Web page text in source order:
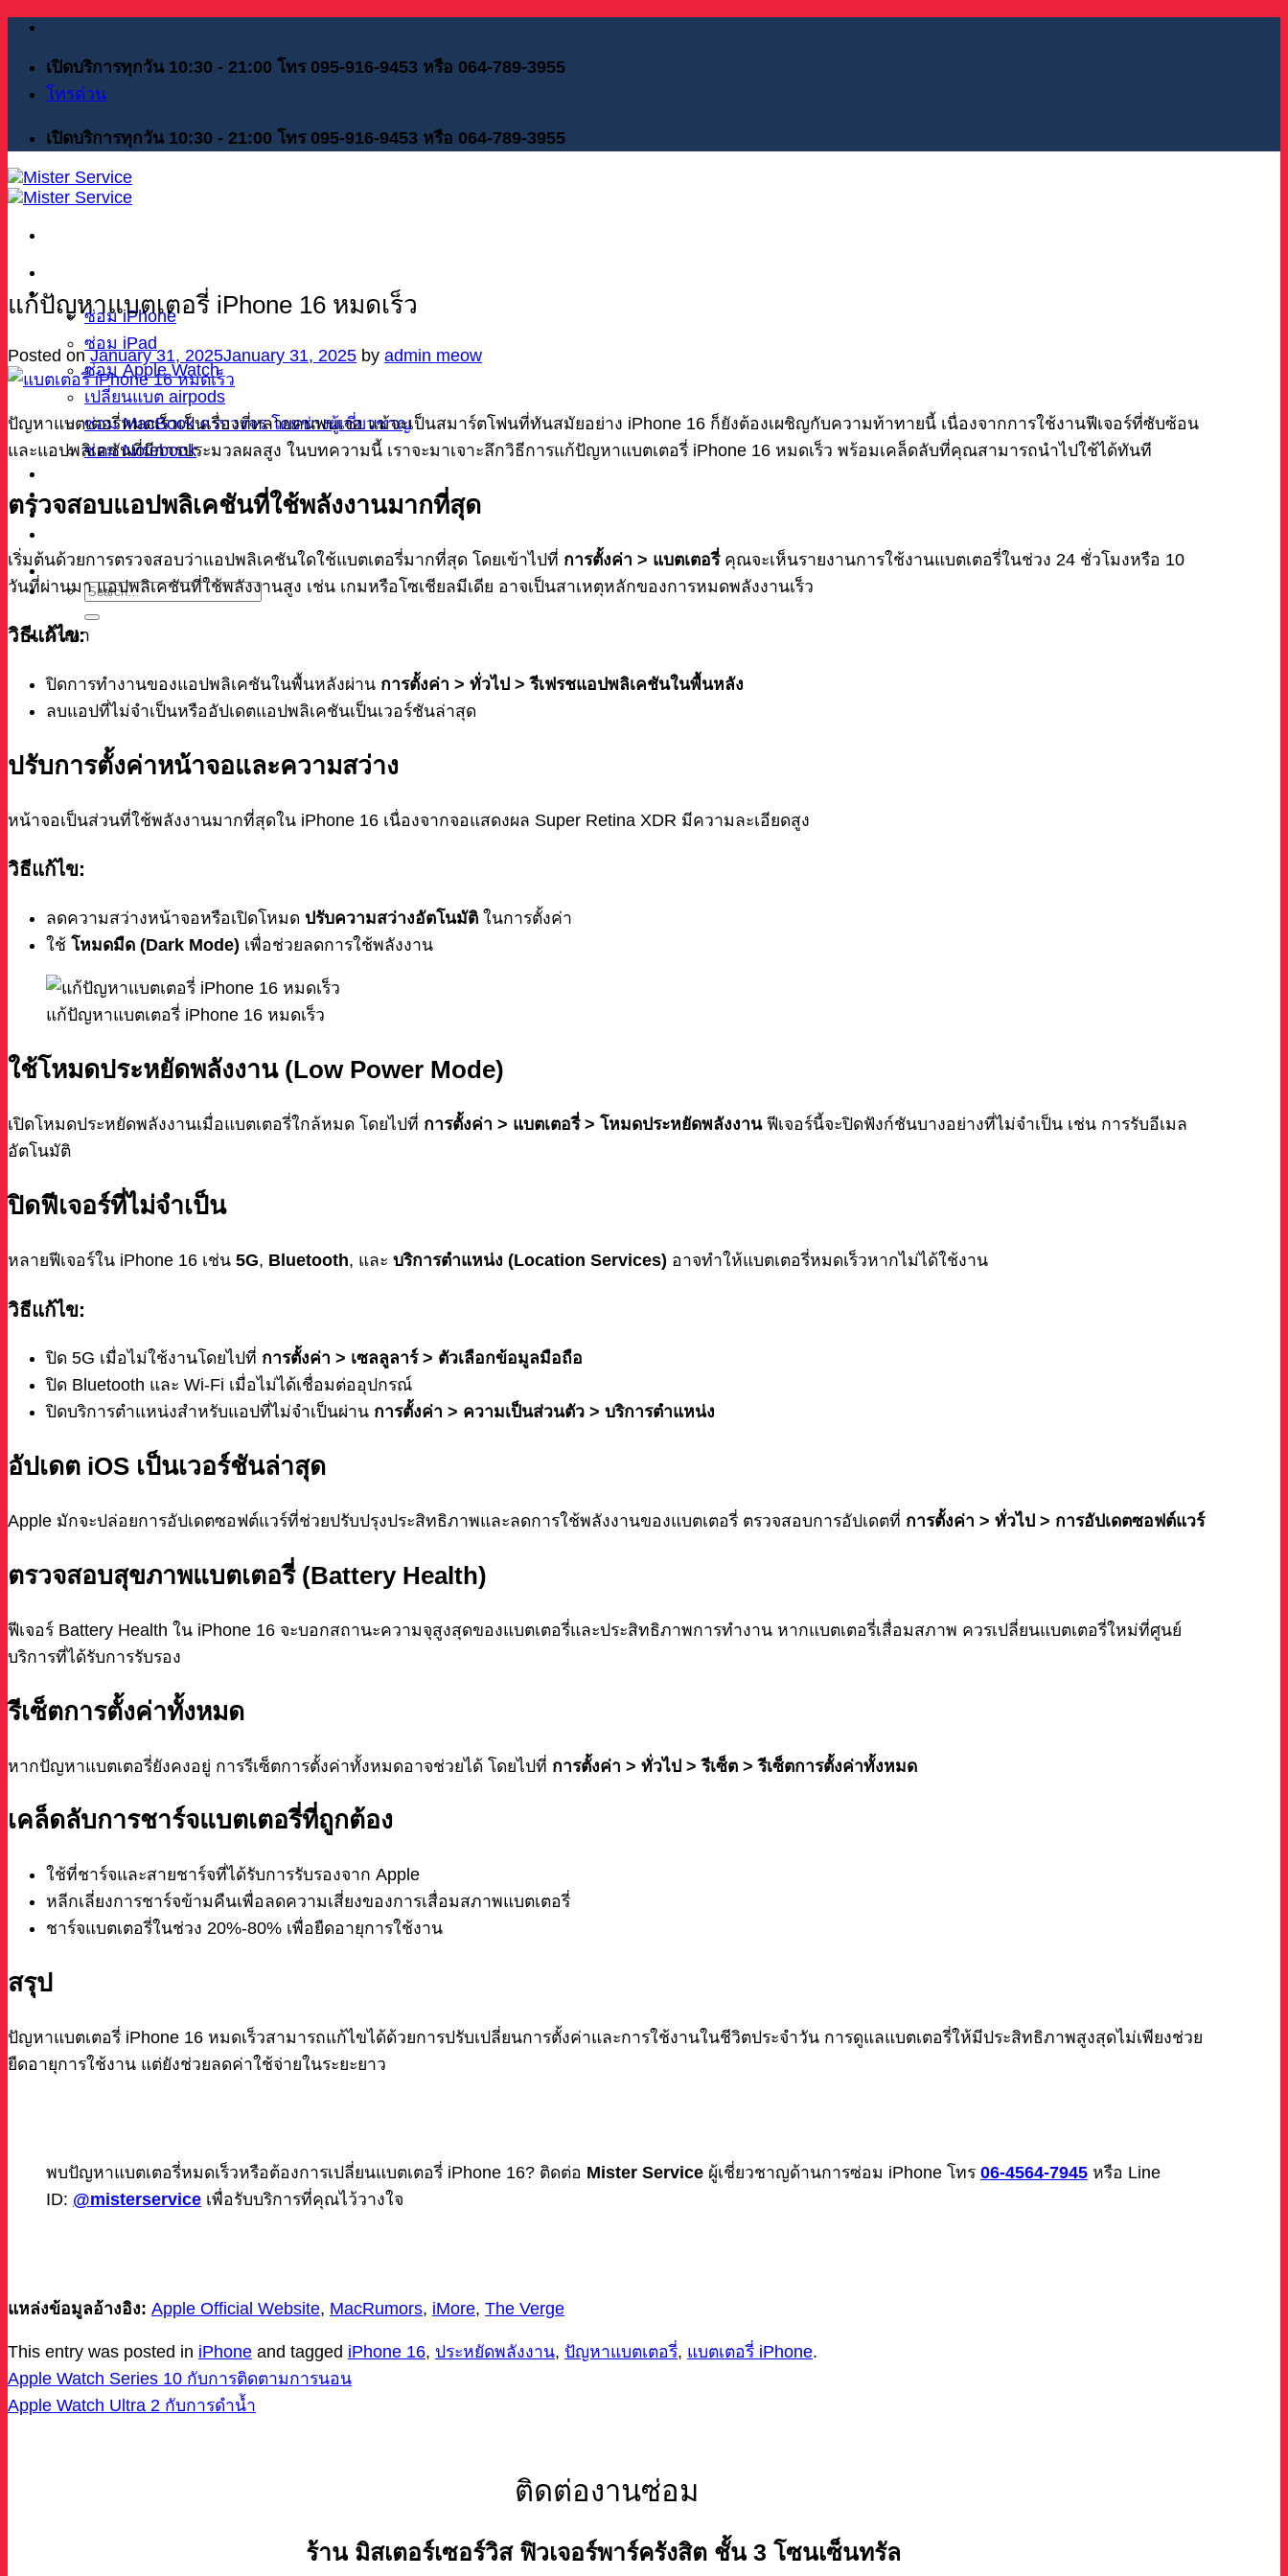
Skip
contentเปิดบริการทุกวัน 10:30 - 21:00 โทร 095-916-9453 หรือ 064-789-3955
โทรด่วน
เปิดบริการทุกวัน 10:30 - 21:00 โทร 095-916-9453 หรือ 064-789-3955
บริการของเรา
ซ่อม iPhone
ซ่อม iPad
ซ่อม Apple Watch
เปลี่ยนแบต airpods
ซ่อม MacBook ครบวงจร โดยช่างผู้เชี่ยวชาญ
ซ่อม Notebook
บทความ
เกี่ยวกับเรา
ค้นหา
แก้ปัญหาแบตเตอรี่ iPhone 16 หมดเร็ว
Posted onJanuary 31, 2025January 31, 2025 by admin meow
ปัญหาแบตเตอรี่หมดเร็วเป็นเรื่องที่หลายคนพบเจอ แม้จะเป็นสมาร์ตโฟนที่ทันสมัยอย่าง iPhone 16 ก็ยังต้องเผชิญกับความท้าทายนี้ เนื่องจากการใช้งานฟีเจอร์ที่ซับซ้อน
และแอปพลิเคชันที่มีการประมวลผลสูง ในบทความนี้ เราจะมาเจาะลึกวิธีการแก้ปัญหาแบตเตอรี่ iPhone 16 หมดเร็ว พร้อมเคล็ดลับที่คุณสามารถนำไปใช้ได้ทันที
ตรวจสอบแอปพลิเคชันที่ใช้พลังงานมากที่สุด
เริ่มต้นด้วยการตรวจสอบว่าแอปพลิเคชันใดใช้แบตเตอรี่มากที่สุด โดยเข้าไปที่ การตั้งค่า > แบตเตอรี่คุณจะเห็นรายงานการใช้งานแบตเตอรี่ในช่วง 24 ชั่วโมงหรือ 10
วันที่ผ่านมา แอปพลิเคชันที่ใช้พลังงานสูง เช่น เกมหรือโซเชียลมีเดีย อาจเป็นสาเหตุหลักของการหมดพลังงานเร็ว
วิธีแก้ไข:
ปิดการทำงานของแอปพลิเคชันในพื้นหลังผ่าน การตั้งค่า > ทั่วไป > รีเฟรชแอปพลิเคชันในพื้นหลัง
ลบแอปที่ไม่จำเป็นหรืออัปเดตแอปพลิเคชันเป็นเวอร์ชันล่าสุด
ปรับการตั้งค่าหน้าจอและความสว่าง
หน้าจอเป็นส่วนที่ใช้พลังงานมากที่สุดใน iPhone 16 เนื่องจากจอแสดงผล Super Retina XDR มีความละเอียดสูง
วิธีแก้ไข:
ลดความสว่างหน้าจอหรือเปิดโหมด ปรับความสว่างอัตโนมัติ ในการตั้งค่า
ใช้ โหมดมืด (Dark Mode) เพื่อช่วยลดการใช้พลังงาน
แก้ปัญหาแบตเตอรี่ iPhone 16 หมดเร็ว
ใช้โหมดประหยัดพลังงาน (Low Power Mode)
เปิดโหมดประหยัดพลังงานเมื่อแบตเตอรี่ใกล้หมด โดยไปที่ การตั้งค่า > แบตเตอรี่ > โหมดประหยัดพลังงานฟีเจอร์นี้จะปิดฟังก์ชันบางอย่างที่ไม่จำเป็น เช่น การรับอีเมล
อัตโนมัติ
ปิดฟีเจอร์ที่ไม่จำเป็น
หลายฟีเจอร์ใน iPhone 16 เช่น 5G, Bluetooth, และ บริการตำแหน่ง (Location Services) อาจทำให้แบตเตอรี่หมดเร็วหากไม่ได้ใช้งาน
วิธีแก้ไข:
ปิด 5G เมื่อไม่ใช้งานโดยไปที่ การตั้งค่า > เซลลูลาร์ > ตัวเลือกข้อมูลมือถือ
ปิด Bluetooth และ Wi-Fi เมื่อไม่ได้เชื่อมต่ออุปกรณ์
ปิดบริการตำแหน่งสำหรับแอปที่ไม่จำเป็นผ่าน การตั้งค่า > ความเป็นส่วนตัว > บริการตำแหน่ง
อัปเดต iOS เป็นเวอร์ชันล่าสุด
Apple มักจะปล่อยการอัปเดตซอฟต์แวร์ที่ช่วยปรับปรุงประสิทธิภาพและลดการใช้พลังงานของแบตเตอรี่ ตรวจสอบการอัปเดตที่ การตั้งค่า > ทั่วไป > การอัปเดตซอฟต์แวร์
ตรวจสอบสุขภาพแบตเตอรี่ (Battery Health)
ฟีเจอร์ Battery Health ใน iPhone 16 จะบอกสถานะความจุสูงสุดของแบตเตอรี่และประสิทธิภาพการทำงาน หากแบตเตอรี่เสื่อมสภาพ ควรเปลี่ยนแบตเตอรี่ใหม่ที่ศูนย์
บริการที่ได้รับการรับรอง
รีเซ็ตการตั้งค่าทั้งหมด
หากปัญหาแบตเตอรี่ยังคงอยู่ การรีเซ็ตการตั้งค่าทั้งหมดอาจช่วยได้ โดยไปที่ การตั้งค่า > ทั่วไป > รีเซ็ต > รีเซ็ตการตั้งค่าทั้งหมด
เคล็ดลับการชาร์จแบตเตอรี่ที่ถูกต้อง
ใช้ที่ชาร์จและสายชาร์จที่ได้รับการรับรองจาก Apple
หลีกเลี่ยงการชาร์จข้ามคืนเพื่อลดความเสี่ยงของการเสื่อมสภาพแบตเตอรี่
ชาร์จแบตเตอรี่ในช่วง 20%-80% เพื่อยืดอายุการใช้งาน
สรุป
ปัญหาแบตเตอรี่ iPhone 16 หมดเร็วสามารถแก้ไขได้ด้วยการปรับเปลี่ยนการตั้งค่าและการใช้งานในชีวิตประจำวัน การดูแลแบตเตอรี่ให้มีประสิทธิภาพสูงสุดไม่เพียงช่วย
ยืดอายุการใช้งาน แต่ยังช่วยลดค่าใช้จ่ายในระยะยาว
พบปัญหาแบตเตอรี่หมดเร็วหรือต้องการเปลี่ยนแบตเตอรี่ iPhone 16? ติดต่อ Mister Service ผู้เชี่ยวชาญด้านการซ่อม iPhone โทร 06-4564-7945 หรือ Line
ID: @misterservice เพื่อรับบริการที่คุณไว้วางใจ
แหล่งข้อมูลอ้างอิง: Apple Official Website, MacRumors, iMore, The Verge
This entry was posted in iPhone and tagged iPhone 16, ประหยัดพลังงาน, ปัญหาแบตเตอรี่, แบตเตอรี่ iPhone.
Apple Watch Series 10 กับการติดตามการนอน
Apple Watch Ultra 2 กับการดำน้ำ
ติดต่องานซ่อม
ร้าน มิสเตอร์เซอร์วิส ฟิวเจอร์พาร์ครังสิต ชั้น 3 โซนเซ็นทรัล